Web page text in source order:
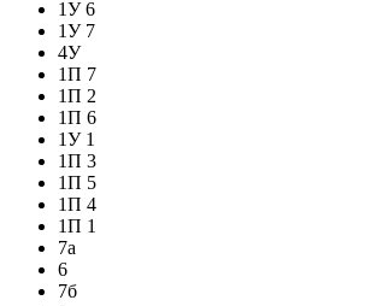
1У 6
1У 7
4У
1П 7
1П 2
1П 6
1У 1
1П 3
1П 5
1П 4
1П 1
7а
6
7б